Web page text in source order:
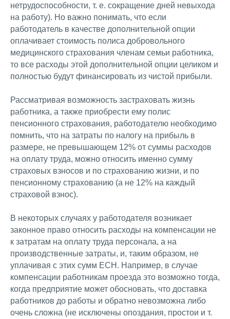
нетрудоспособности, т. е. сокращение дней невыхода
на работу). Но важно понимать, что если
работодатель в качестве дополнительной опции
оплачивает стоимость полиса добровольного
медицинского страхования членам семьи работника,
то все расходы этой дополнительной опции целиком и
полностью будут финансировать из чистой прибыли.
Рассматривая возможность застраховать жизнь
работника, а также приобрести ему полис
пенсионного страхования, работодателю необходимо
помнить, что на затраты по налогу на прибыль в
размере, не превышающем 12% от суммы расходов
на оплату труда, можно относить именно сумму
страховых взносов и по страхованию жизни, и по
пенсионному страхованию (а не 12% на каждый
страховой взнос).
В некоторых случаях у работодателя возникает
законное право относить расходы на компенсации не
к затратам на оплату труда персонала, а на
производственные затраты, и, таким образом, не
уплачивая с этих сумм ЕСН. Например, в случае
компенсации работникам проезда это возможно тогда,
когда предприятие может обосновать, что доставка
работников до работы и обратно невозможна либо
очень сложна (не исключены опоздания, простои и т.